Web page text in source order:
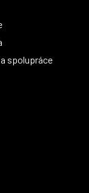
spolupráce